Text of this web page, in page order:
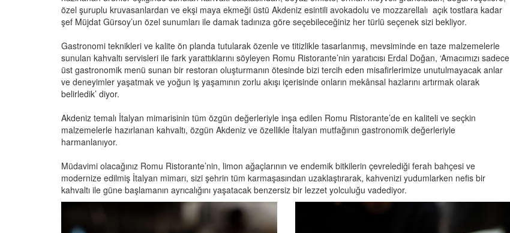
özel şuruplu kruvasanlardan ve ekşi maya ekmeği üstü Akdeniz esintili avokadolu ve mozzarellalı açık tostlara kadar
şef Müjdat Gürsoy’un özel sunumları ile damak tadınıza göre seçebileceğiniz her türlü seçenek sizi bekliyor.
Gastronomi teknikleri ve kalite ön planda tutularak özenle ve titizlikle tasarlanmış, mevsiminde en taze malzemelerle
sunulan kahvaltı servisleri ile fark yarattıklarını söyleyen Romu Ristorante’nin yaratıcısı Erdal Doğan, ‘Amacımızı sadece
üst gastronomik menü sunan bir restoran oluşturmanın ötesinde bizi tercih eden misafirlerimize unutulmayacak anlar
ve deneyimler yaşatmak ve yoğun iş yaşamının zorlu akışı içerisinde onların mekânsal hazlarını artırmak olarak
belirledik’ diyor.
Akdeniz temalı İtalyan mimarisinin tüm özgün değerleriyle inşa edilen Romu Ristorante’de en kaliteli ve seçkin
malzemelerle hazırlanan kahvaltı, özgün Akdeniz ve özellikle İtalyan mutfağının gastronomik değerleriyle
harmanlanıyor.
Müdavimi olacağınız Romu Ristorante’nin, limon ağaçlarının ve endemik bitkilerin çevrelediği ferah bahçesi ve
modernize edilmiş İtalyan mimarı, sizi şehrin tüm karmaşasından uzaklaştırarak, kahvenizi yudumlarken nefis bir
kahvaltı ile güne başlamanın ayrıcalığını yaşatacak benzersiz bir lezzet yolculuğu vadediyor.